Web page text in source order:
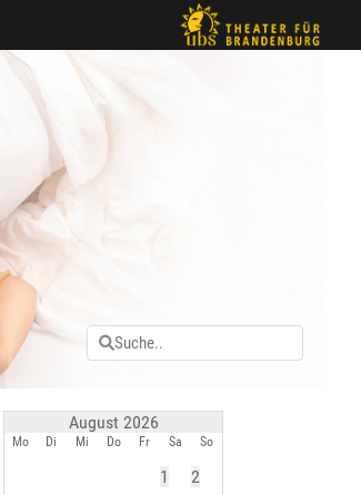
August 2026
Mo Di Mi Do Fr Sa So
1
2